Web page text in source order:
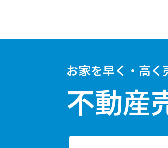
お家を早く・高く
不動産